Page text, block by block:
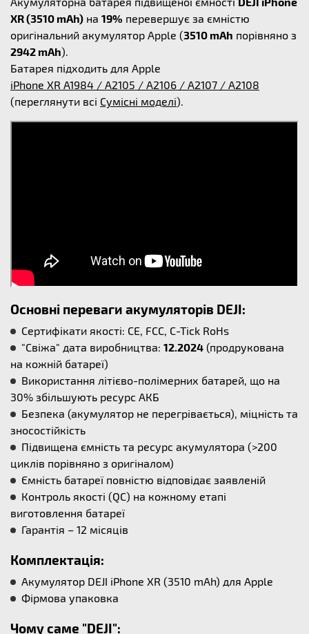
XR (3510 mAh) на 19% перевершує за ємністю
оригінальний акумулятор Apple (3510 mAh порівняно з
2942 mAh).
Батарея підходить для Apple
iPhone XR A1984 / A2105 / A2106 / A2107 / A2108
(переглянути всі Сумісні моделі).
Основні переваги акумуляторів DEJI:
Сертифікати якості: CE, FCC, C-Tick RoHs
"Свіжа" дата виробництва: 12.2024 (продрукована
на кожній батареї)
Використання літієво-полімерних батарей, що на
30% збільшують ресурс АКБ
Безпека (акумулятор не перегрівається), міцність та
зносостійкість
Підвищена ємність та ресурс акумулятора (>200
циклів порівняно з оригіналом)
Ємність батареї повністю відповідає заявленій
Контроль якості (QC) на кожному етапі
виготовлення батареї
Гарантія – 12 місяців
Комплектація:
Акумулятор DEJI iPhone XR (3510 mAh) для Apple
Фірмова упаковка
Чому саме "DEJI":